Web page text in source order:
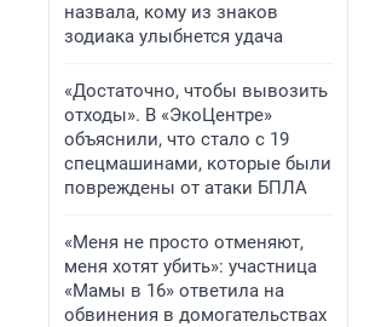
назвала, кому из знаков
зодиака улыбнется удача
«Достаточно, чтобы вывозить
отходы». В «ЭкоЦентре»
объяснили, что стало с 19
спецмашинами, которые были
повреждены от атаки БПЛА
«Меня не просто отменяют,
меня хотят убить»: участница
«Мамы в 16» ответила на
обвинения в домогательствах